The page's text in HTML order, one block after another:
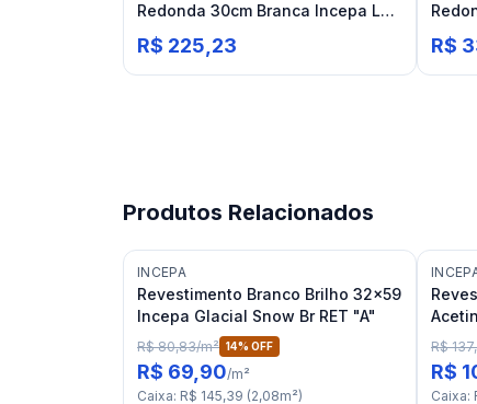
Redonda 30cm Branca Incepa Loft
R0
R$ 225,23 R$
Produtos Relacionados
INCEPA
Revestimento Branco Brilho 32x59
Incepa Glacial Snow Br RET "A"
R$ 80,83/m² 14% OFF
R$ 69,90/m²
Caixa: R$ 145,39 (2,08m²)
R$
R$
Caixa: